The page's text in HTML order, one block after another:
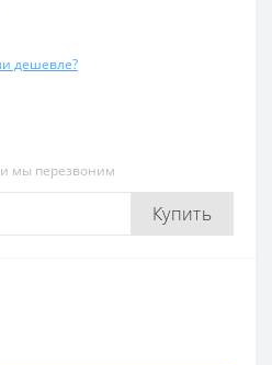
дешевле?
мы перезвоним
Купить